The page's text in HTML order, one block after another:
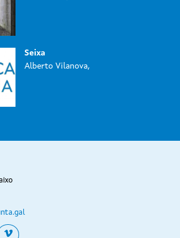
Seixa
Alberto Vilanova,
vimeo